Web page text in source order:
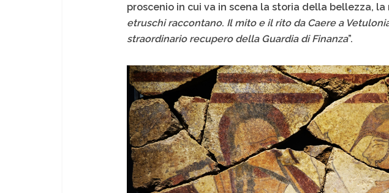
proscenio in cui va in scena la storia della bellezza, la
etruschi raccontano. Il mito e il rito da Caere a
straordinario recupero della Guardia di Finanza”.